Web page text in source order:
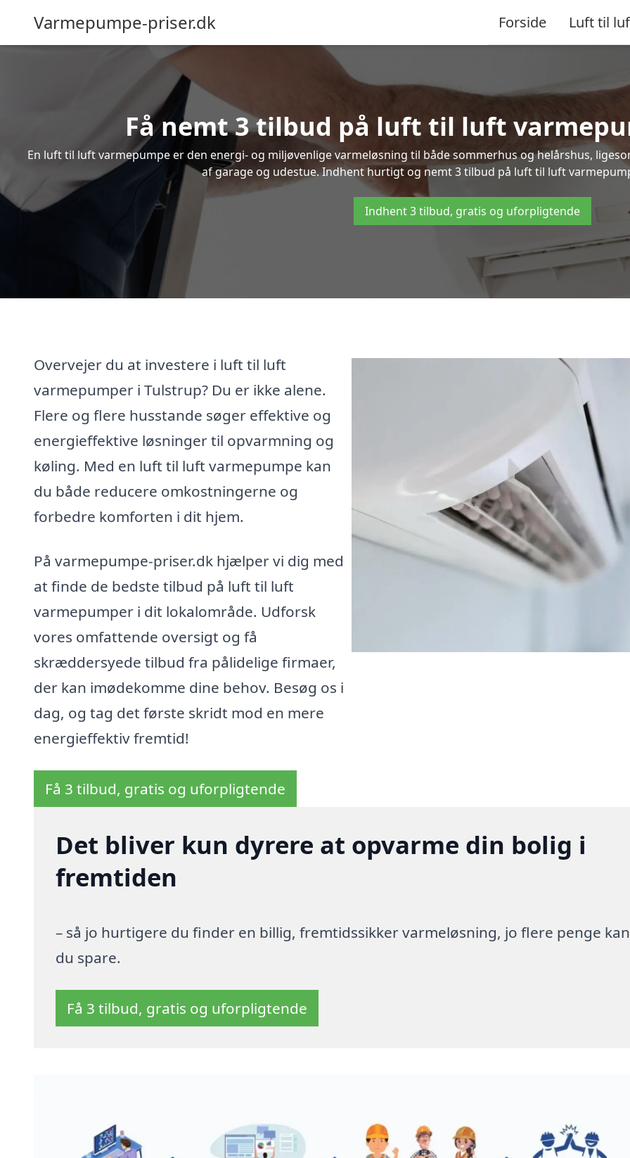
Varmepumpe-priser.dk Forside Luft til
Få nemt 3 tilbud på luft til luft
En luft til luft varmepumpe er den energi- og miljøvenlige varmeløsning til både sommerhus og helårshus,
af garage og udestue. Indhent hurtigt og nemt 3 tilbud på luft til luft
Indhent 3 tilbud, gratis og uforpligtende
Overvejer du at investere i luft til luft
varmepumper i Tulstrup? Du er ikke alene.
Flere og flere husstande søger effektive og
energieffektive løsninger til opvarmning og
køling. Med en luft til luft varmepumpe kan
du både reducere omkostningerne og
forbedre komforten i dit hjem.
På varmepumpe-priser.dk hjælper vi dig med
at finde de bedste tilbud på luft til luft
varmepumper i dit lokalområde. Udforsk
vores omfattende oversigt og få
skræddersyede tilbud fra pålidelige firmaer,
der kan imødekomme dine behov. Besøg os i
dag, og tag det første skridt mod en mere
energieffektiv fremtid!
Få 3 tilbud, gratis og uforpligtende
Det bliver kun dyrere at opvarme din bolig i
fremtiden
– så jo hurtigere du finder en billig, fremtidssikker varmeløsning, jo flere penge kan
du spare.
Få 3 tilbud, gratis og uforpligtende